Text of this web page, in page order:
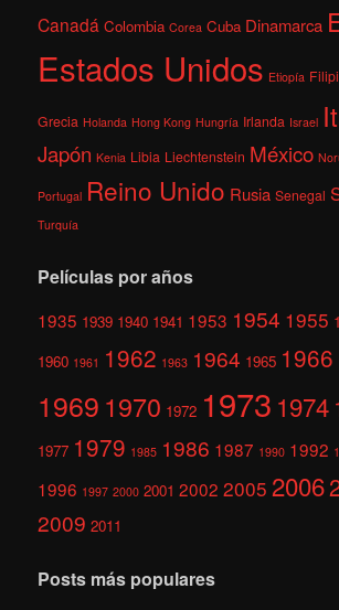
Canadá Colombia Corea Cuba Dinamarca
Estados Unidos Etiopía
Grecia Holanda Hong Kong Hungría Irlanda Israel
Japón Kenia Libia Liechtenstein México
Portugal Reino Unido Rusia Senegal
Turquía
Películas por años
1935 1939 1940 1941 1953 1954 1955
1960 1961 1962 1963 1964 1965 1966
1969 1970 1972 1973 1974
1977 1979 1985 1986 1987 1990 1992
1996 1997 2000 2001 2002 2005 2006
2009 2011
Posts más populares